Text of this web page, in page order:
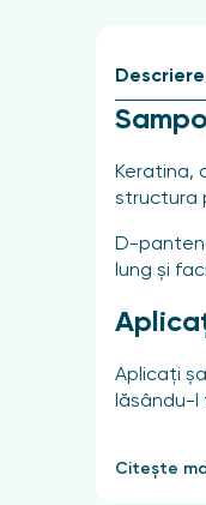
Keratina,
structura
D-
lung și
Aplicați
lăsându-
Citește